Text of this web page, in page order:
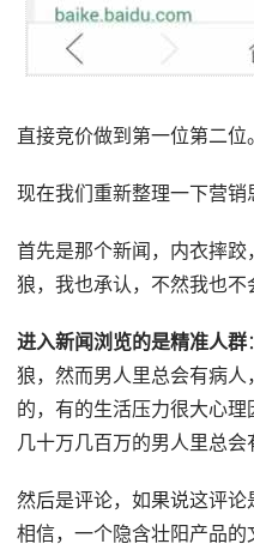
直接竞价做到第一位第二位
现在我们重新整理一下营销
首先是那个新闻，内衣摔
狼，我也承认，不然我也不
进入新闻浏览的是精准人群
狼，然而男人里总会有病
的，有的生活压力很大心
几十万几百万的男人里总会
然后是评论，如果说这评
相信，一个隐含壮阳产品